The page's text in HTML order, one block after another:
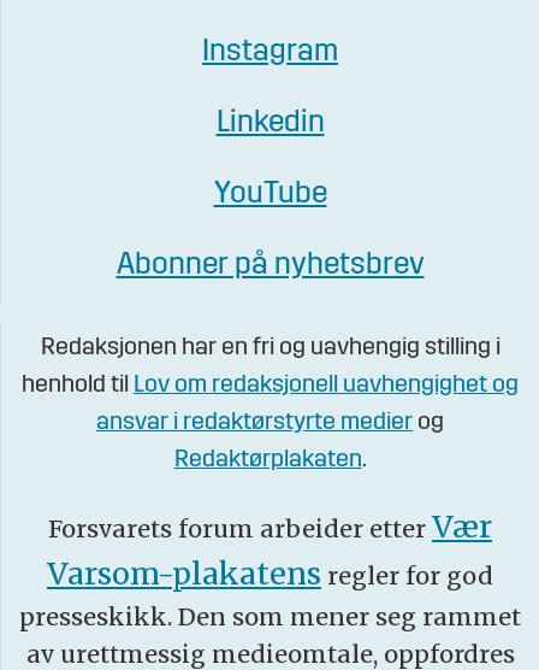
Instagram
Linkedin
YouTube
Abonner på nyhetsbrev
Redaksjonen har en fri og uavhengig stilling i
henhold til Lov om redaksjonell uavhengighet og
ansvar i redaktørstyrte medier og
Redaktørplakaten.
Forsvarets forum arbeider etter Vær
Varsom-plakatens regler for god
presseskikk. Den som mener seg rammet
av urettmessig medieomtale, oppfordres